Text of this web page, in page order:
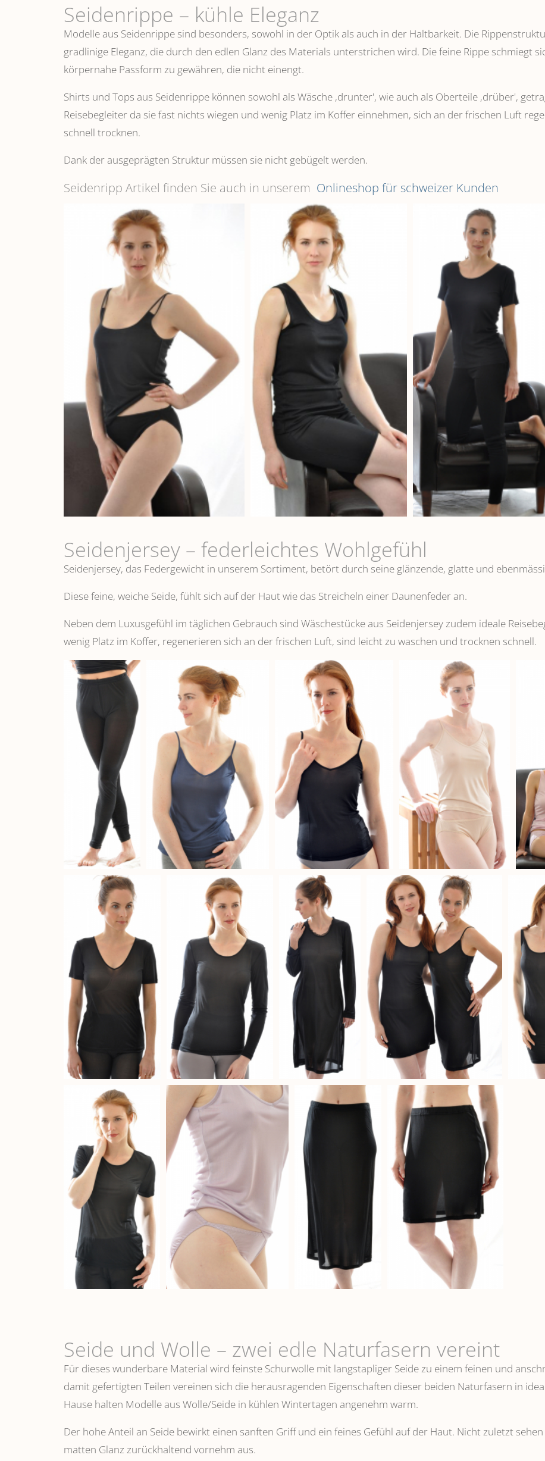
Seidenrippe­ – kühle Eleganz
Modelle aus Seidenrippe sind besonders, sowohl in der Optik als auch in der Haltbarkeit. Die
gradlinige Eleganz, die durch den edlen Glanz des Materials unterstrichen wird. Die feine Rippe schmiegt
körpernahe Passform zu gewähren, die nicht einengt.
Shirts und Tops aus Seidenrippe können sowohl als Wäsche ,drunter', wie auch als Oberteile ‚drüber',
Reisebegleiter da sie fast nichts wiegen und wenig Platz im Koffer einnehmen, sich an der frischen Luft
schnell trocknen.
Dank der ausgeprägten Struktur müssen sie nicht gebügelt werden.
Seidenripp Artikel finden Sie auch in unserem Onlineshop für schweizer Kunden
Seidenjersey – federleichtes Wohlgefühl
Seidenjersey, das Federgewicht in unserem Sortiment, betört durch seine glänzende, glatte und
Diese feine, weiche Seide, fühlt sich auf der Haut wie das Streicheln einer Daunenfeder an.
Neben dem Luxusgefühl im täglichen Gebrauch sind Wäschestücke aus Seidenjersey zudem ideale
wenig Platz im Koffer, regenerieren sich an der frischen Luft, sind leicht zu waschen und trocknen schnell.
Seide und Wolle – zwei edle Naturfasern vereint
Für dieses wunderbare Material wird feinste Schurwolle mit langstapliger Seide zu einem feinen und
damit gefertigten Teilen vereinen sich die herausragenden Eigenschaften dieser beiden Naturfasern in
Hause halten Modelle aus Wolle/Seide in kühlen Wintertagen angenehm warm.
Der hohe Anteil an Seide bewirkt einen sanften Griff und ein feines Gefühl auf der Haut. Nicht zuletzt
matten Glanz zurückhaltend vornehm aus.